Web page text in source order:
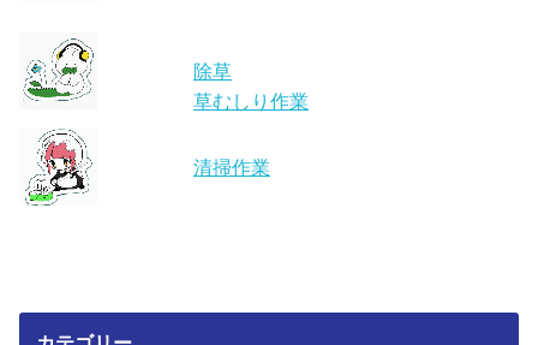
除草
草むしり作業
清掃作業